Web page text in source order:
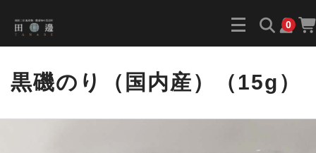
0
黒磯のり（国内産）（15g）